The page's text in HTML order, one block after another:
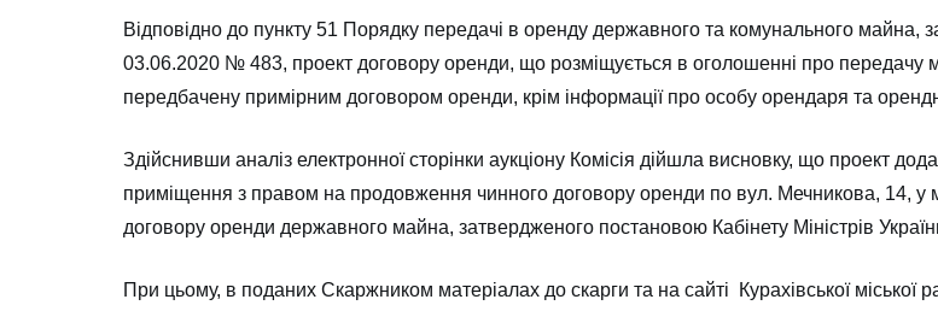
Відповідно до пункту 51 Порядку передачі в оренду державного та комунального майна,
03.06.2020 № 483, проект договору оренди, що розміщується в оголошенні про передачу
передбачену примірним договором оренди, крім інформації про особу орендаря та
Здійснивши аналіз електронної сторінки аукціону Комісія дійшла висновку, що проект
приміщення з правом на продовження чинного договору оренди по вул. Мечникова, 14, у
договору оренди державного майна, затвердженого постановою Кабінету Міністрів
При цьому, в поданих Скаржником матеріалах до скарги та на сайті Курахівської